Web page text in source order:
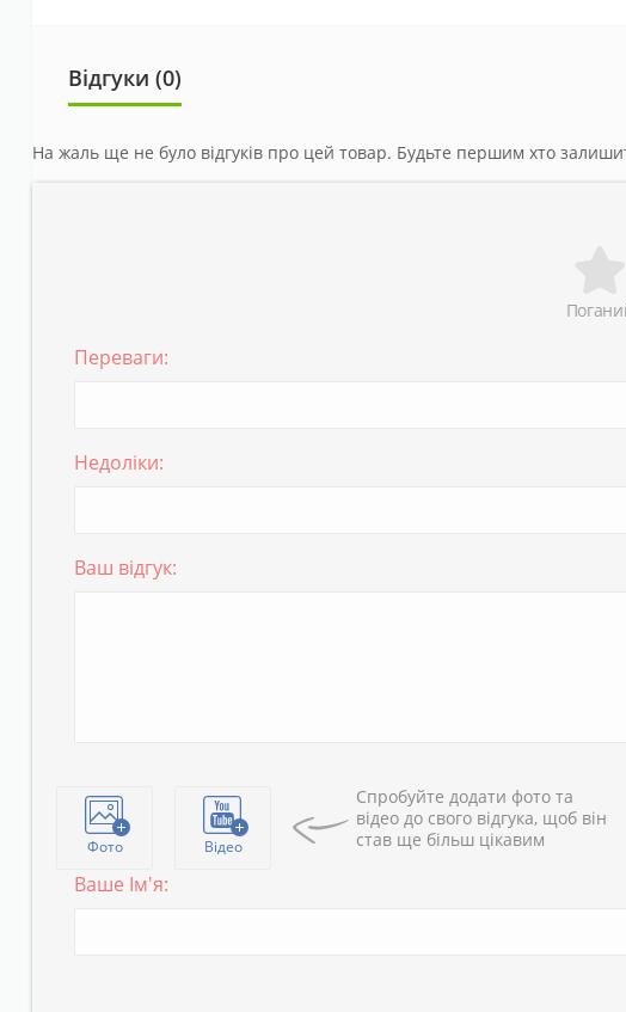
Відгуки (0)
На жаль ще не було відгуків про цей товар. Будьте першим хто
Переваги:
Недоліки:
Ваш відгук:
Фото Відео
Спробуйте додати фото та
відео до свого відгука, щоб він
став ще більш цікавим
Ваше Ім'я: